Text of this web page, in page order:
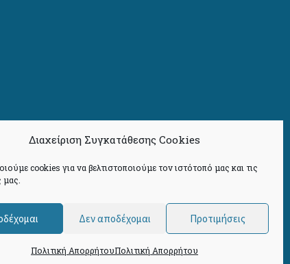
Διαχείριση Συγκατάθεσης Cookies
cookies για να βελτιστοποιούμε τον ιστότοπό μας και τις
μας.
Δεν αποδέχομαι Προτιμήσεις
Πολιτική ΑπορρήτουΠολιτική Απορρήτου